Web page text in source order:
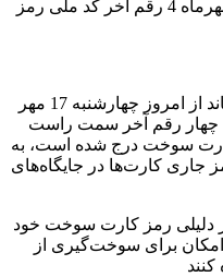
️اطلاعیه جدید کارت سوخت تا پایان مهرماه 4 رقم آخر کد ملی رمز
به اطلاع تمام هموطنان عزیز می‌رساند از امروز چهارشنبه 17 مهر
سه‌شنبه 30 مهر ماه، چهار رقم آخر سمت راست
سوخت درج شده است، به
جاری کارت‌ها در جایگاه‌های
هر دلیلی رمز کارت سوخت خود
امکان برای سوخت‌گیری از